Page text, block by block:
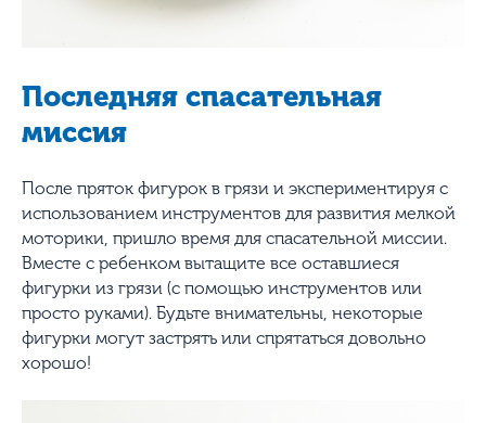
Последняя спасательная
миссия
После пряток фигурок в грязи и экспериментируя с
использованием инструментов для развития мелкой
моторики, пришло время для спасательной миссии.
Вместе с ребенком вытащите все оставшиеся
фигурки из грязи (с помощью инструментов или
просто руками). Будьте внимательны, некоторые
фигурки могут застрять или спрятаться довольно
хорошо!